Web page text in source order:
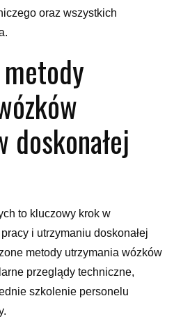
oraz wszystkich
doskonałej
to kluczowy krok w
i utrzymaniu doskonałej
metody utrzymania wózków
przeglądy techniczne,
szkolenie personelu